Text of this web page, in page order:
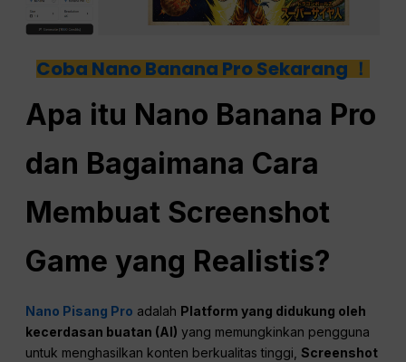
Coba Nano Banana Pro Sekarang ！
Apa itu Nano Banana Pro
dan Bagaimana Cara
Membuat Screenshot
Game yang Realistis?
Nano Pisang Pro adalah Platform yang didukung oleh
kecerdasan buatan (AI) yang memungkinkan pengguna
untuk menghasilkan konten berkualitas tinggi,Screenshot